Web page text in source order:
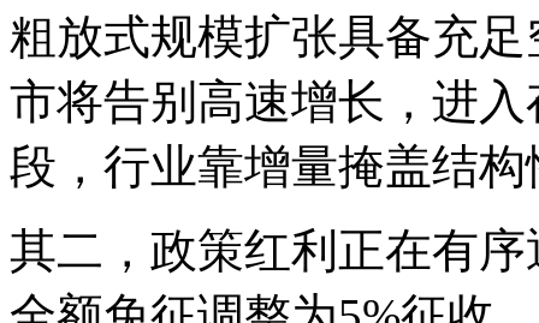
粗放式规模扩张具备充
市将告别高速增长，进
段，行业靠增量掩盖结
其二，政策红利正在有序